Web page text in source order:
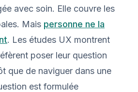
avec soin. Elle couvre les
Mais personne ne la
. Les études UX montrent
poser leur question
que de naviguer dans une
est formulée